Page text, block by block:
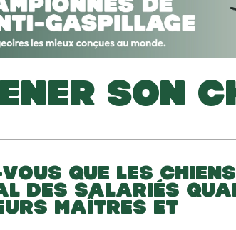
SON
QUE LES
DES SALARIÉS
MAÎTRES ET